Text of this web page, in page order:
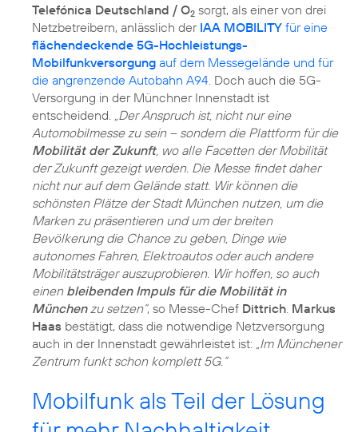
Telefónica Deutschland / O2 sorgt, als einer von drei
Netzbetreibern, anlässlich der IAA MOBILITY für eine
flächendeckende 5G-Hochleistungs-
Mobilfunkversorgung auf dem Messegelände und für
die angrenzende Autobahn A94. Doch auch die 5G-
Versorgung in der Münchner Innenstadt ist
entscheidend.
„Der Anspruch ist, nicht nur eine
Automobilmesse zu sein – sondern die Plattform für die
Mobilität der Zukunft, wo alle Facetten der Mobilität
der Zukunft gezeigt werden. Die Messe findet daher
nicht nur auf dem Gelände statt. Wir können die
schönsten Plätze der Stadt München nutzen, um die
Marken zu präsentieren und um der breiten
Bevölkerung die Chance zu geben, Dinge wie
autonomes Fahren, Elektroautos oder auch andere
Mobilitätsträger auszuprobieren. Wir hoffen, so auch
einen bleibenden Impuls für die Mobilität in
Münchenzu setzen“, so Messe-Chef Dittrich Markus
Haas bestätigt, dass die notwendige Netzversorgung
auch in der Innenstadt gewährleistet ist: „Im Münchener
Zentrum funkt schon komplett 5G.“
Mobilfunk als Teil der Lösung